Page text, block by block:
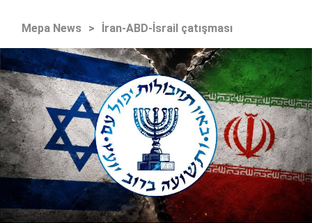
Mepa News > İran-ABD-İsrail çatışması